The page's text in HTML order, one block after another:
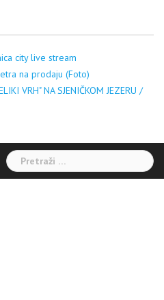
city live stream
na prodaju (Foto)
VRH" NA SJENIČKOM JEZERU /
Pretraga: